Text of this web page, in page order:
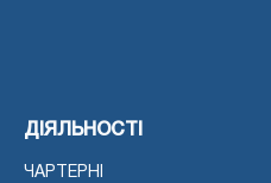
ДІЯЛЬНОСТІ
ЧАРТЕРНІ